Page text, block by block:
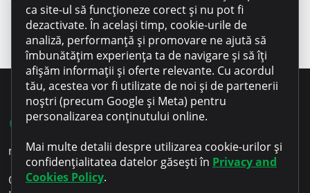
Paginație
articole
1 … 13 14 15
ca site-ul să funcționeze corect și nu pot fi
dezactivate. În același timp, cookie-urile de
analiză, performanță și promovare ne ajută să
îmbunătățim experiența ta de navigare și să îți
afișăm informații și oferte relevante. Cu acordul
tău, acestea vor fi utilizate de noi și de partenerii
noștri (precum Google și Meta) pentru
personalizarea conținutului online.
Mai multe detalii despre utilizarea cookie-urilor și
confidențialitatea datelor găsești în Privacy and
Cookies Policy.
022 801 701
microinvest@microinvest.md
O.C.N. Microinvest S.R.L.